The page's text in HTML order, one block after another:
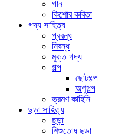
গান
কিশোর কবিতা
গদ্য সাহিত্য
প্রবন্ধ
নিবন্ধ
মুক্ত গদ্য
গল্প
ছোটগল্প
অণুগল্প
ভ্রমণ কাহিনি
ছড়া সাহিত্য
ছড়া
শিশুতোষ ছড়া